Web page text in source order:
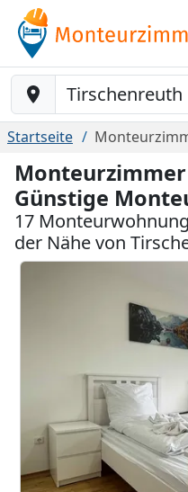
Baustelle-Location
Startseite
Günstige
17
der Nähe von